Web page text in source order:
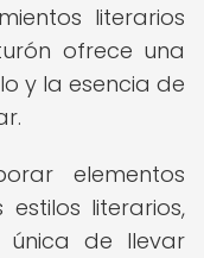
literarios
ofrece una
y la esencia de
elementos
literarios,
única de llevar